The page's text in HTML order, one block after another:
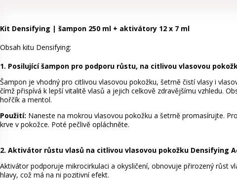
Kit Densifying | šampon 250 ml + aktivátory 12 x 7 ml
Obsah kitu Densifying:
1. Posilující šampon pro podporu růstu, na citlivou vlasovou
Šampon je vhodný pro citlivou vlasovou pokožku, šetrně čistí vlasy i
čímž přispívá k lepší vitalitě vlasů a jejich celkově zdravějšímu vzhledu.
hořčík a mentol.
Použití: Naneste na mokrou vlasovou pokožku a šetrně promasírujte.
krve v pokožce. Poté pečlivě opláchněte.
2. Aktivátor růstu vlasů na citlivou vlasovou pokožku Densifying
Aktivátor podporuje mikrocirkulaci a okysličení, obnovuje přirozený růst
hlavy, což má na ni pozitivní efekt.